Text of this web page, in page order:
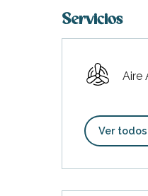
Servicios
Aire
Ver